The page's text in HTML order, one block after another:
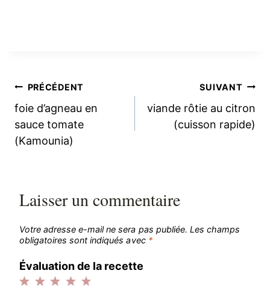
Navigation
de
l’article
PRÉCÉDENT
foie d’agneau en
sauce tomate
(Kamounia)
SUIVANT
viande rôtie au citron
(cuisson rapide)
Laisser un commentaire
Votre adresse e-mail ne sera pas publiée. Les champs
obligatoires sont indiqués avec *
Évaluation de la recette